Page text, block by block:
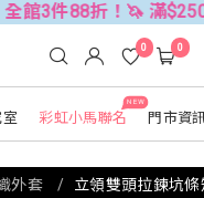
！🦄 滿$2500折$300 (
NEW
彩虹小馬聯名 門市資
0 0
外套 立領雙頭拉鍊坑